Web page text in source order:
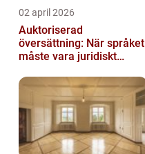
02 april 2026
Auktoriserad
översättning: När språket
måste vara juridiskt